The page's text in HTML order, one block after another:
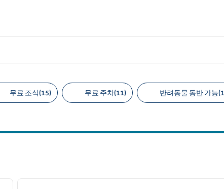
무료 조식(15) 무료 주차(11) 반려동물 동반 가능
다음 이미지
1/12